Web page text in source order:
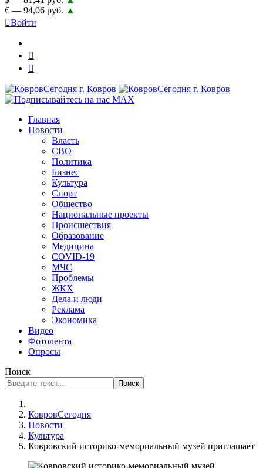
€ — 94,06 руб. ▲
Войти
Главная
Новости
Власть
СВО
Политика
Бизнес
Культура
Спорт
Общество
Национальные проекты
Происшествия
Образование
Медицина
COVID-19
МЧС
Проблемы
ЖКХ
Дела и люди
Реклама
Экономика
Видео
Фотолента
Опросы
Поиск
Поиск
КовровСегодня
Новости
Культура
Ковровский историко-мемориальный музей приглашает